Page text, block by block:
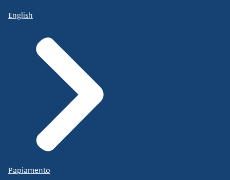
English
Papiamento